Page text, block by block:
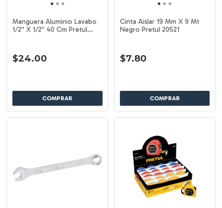
Manguera Aluminio Lavabo
1/2'' X 1/2'' 40 Cm Pretul
$24.00
Cinta Aislar 19 Mm X 9 Mt
Negro Pretul 20521
$7.80